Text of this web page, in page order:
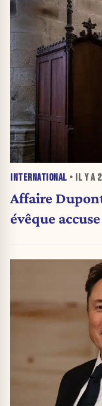
INTERNATIONAL • IL Y A
Affaire
évêque